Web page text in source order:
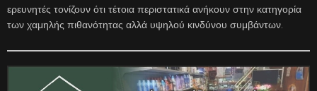
ερευνητές τονίζουν ότι τέτοια περιστατικά ανήκουν στην κατηγορία
των χαμηλής πιθανότητας αλλά υψηλού κινδύνου συμβάντων.